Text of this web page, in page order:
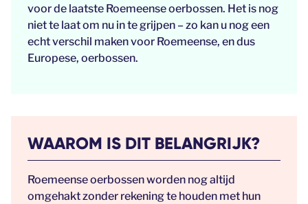
voor de laatste Roemeense oerbossen. Het is nog
niet te laat om nu in te grijpen – zo kan u nog een
echt verschil maken voor Roemeense, en dus
Europese, oerbossen.
WAAROM IS DIT BELANGRIJK?
Roemeense oerbossen worden nog altijd
omgehakt zonder rekening te houden met hun